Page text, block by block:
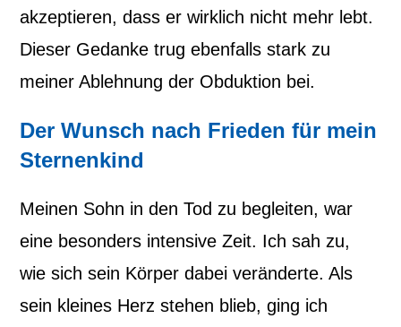
akzeptieren, dass er wirklich nicht mehr lebt.
Dieser Gedanke trug ebenfalls stark zu
meiner Ablehnung der Obduktion bei.
Der Wunsch nach Frieden für mein
Sternenkind
Meinen Sohn in den Tod zu begleiten, war
eine besonders intensive Zeit. Ich sah zu,
wie sich sein Körper dabei veränderte. Als
sein kleines Herz stehen blieb, ging ich